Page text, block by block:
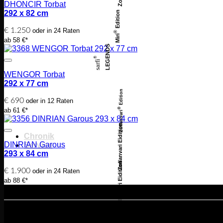
Miri
®
Edition
sarfi
® LEGENDS
Zollanvari
®
Edition
Zollanvari Eidition
Zollanvari Eidition
Chronik
Service
DHONCIR Torbat
292 x 82 cm
€ 1.250 oder in 24 Raten
ab 58 €*
WENGOR Torbat
292 x 77 cm
€ 690 oder in 12 Raten
ab 61 €*
DINRIAN Garous
293 x 84 cm
€ 1.900 oder in 24 Raten
ab 88 €*